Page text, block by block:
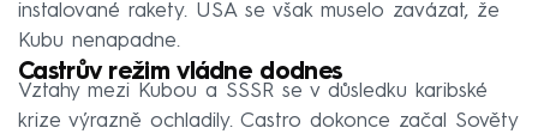
instalované rakety. USA se však muselo zavázat, že
Kubu nenapadne.
Castrův režim vládne dodnes
Vztahy mezi Kubou a SSSR se v důsledku karibské
krize výrazně ochladily. Castro dokonce začal Sověty